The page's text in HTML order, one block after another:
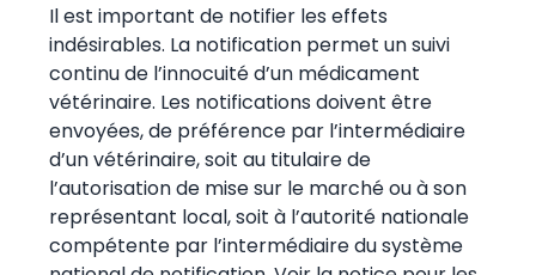
Il est important de notifier les effets
indésirables. La notification permet un suivi
continu de l’innocuité d’un médicament
vétérinaire. Les notifications doivent être
envoyées, de préférence par l’intermédiaire
d’un vétérinaire, soit au titulaire de
l’autorisation de mise sur le marché ou à son
représentant local, soit à l’autorité nationale
compétente par l’intermédiaire du système